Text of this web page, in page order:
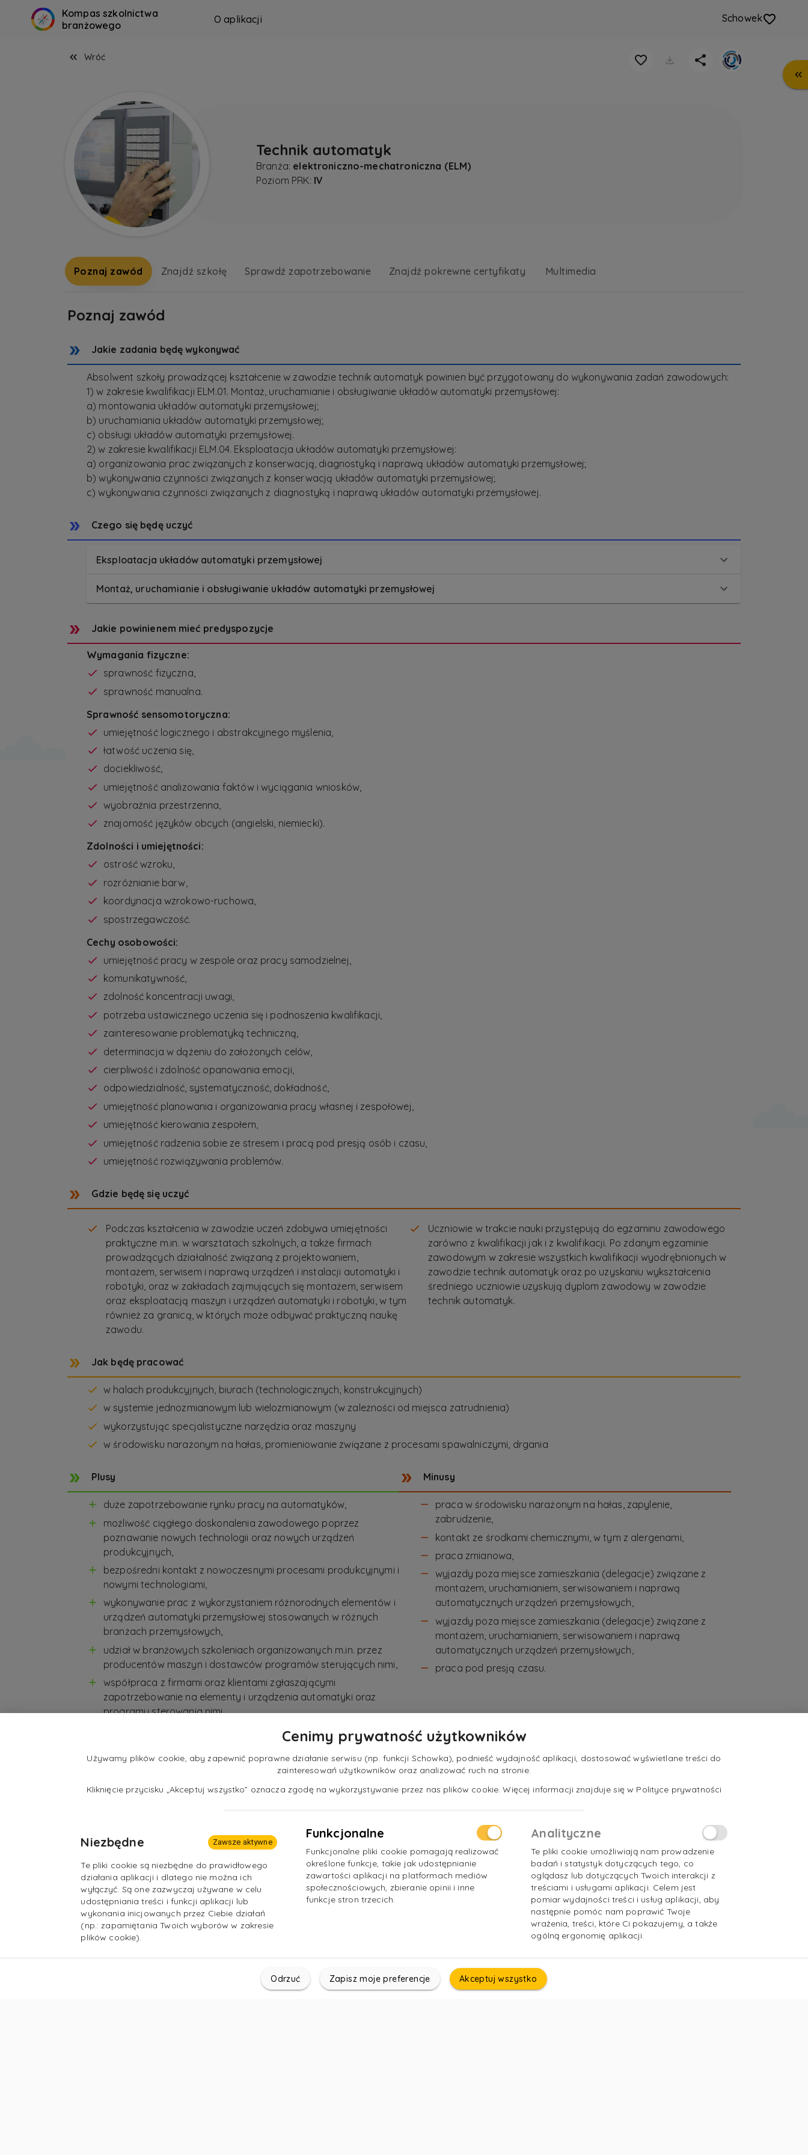
Kompas szkolnictwa
branżowego
O aplikacji Schowek
Wróć
Technik automatyk
Branża: elektroniczno-mechatroniczna (ELM)
Poziom PRK: IV
Poznaj zawód Znajdź szkołę Sprawdź zapotrzebowanie Znajdź pokrewne certyfikaty Multimedia
Poznaj zawód
Jakie zadania będę wykonywać
Absolwent szkoły prowadzącej kształcenie w zawodzie technik automatyk powinien być przygotowany do wykonywania zadań zawodowych:
1) w zakresie kwalifikacji ELM.01. Montaż, uruchamianie i obsługiwanie układów automatyki przemysłowej:
a) montowania układów automatyki przemysłowej;
b) uruchamiania układów automatyki przemysłowej;
c) obsługi układów automatyki przemysłowej.
2) w zakresie kwalifikacji ELM.04. Eksploatacja układów automatyki przemysłowej:
a) organizowania prac związanych z konserwacją, diagnostyką i naprawą układów automatyki przemysłowej;
b) wykonywania czynności związanych z konserwacją układów automatyki przemysłowej;
c) wykonywania czynności związanych z diagnostyką i naprawą układów automatyki przemysłowej.
Czego się będę uczyć
Eksploatacja układów automatyki przemysłowej
Montaż, uruchamianie i obsługiwanie układów automatyki przemysłowej
Jakie powinienem mieć predyspozycje
Wymagania fizyczne:
sprawność fizyczna,
sprawność manualna.
Sprawność sensomotoryczna:
umiejętność logicznego i abstrakcyjnego myślenia,
łatwość uczenia się,
dociekliwość,
umiejętność analizowania faktów i wyciągania wniosków,
wyobraźnia przestrzenna,
znajomość języków obcych (angielski, niemiecki).
Zdolności i umiejętności:
ostrość wzroku,
rozróżnianie barw,
koordynacja wzrokowo-ruchowa,
spostrzegawczość.
Cechy osobowości:
umiejętność pracy w zespole oraz pracy samodzielnej,
komunikatywność,
zdolność koncentracji uwagi,
potrzeba ustawicznego uczenia się i podnoszenia kwalifikacji,
zainteresowanie problematyką techniczną,
determinacja w dążeniu do założonych celów,
cierpliwość i zdolność opanowania emocji,
odpowiedzialność, systematyczność, dokładność,
umiejętność planowania i organizowania pracy własnej i zespołowej,
umiejętność kierowania zespołem,
umiejętność radzenia sobie ze stresem i pracą pod presją osób i czasu,
umiejętność rozwiązywania problemów.
Gdzie będę się uczyć
Podczas kształcenia w zawodzie uczeń zdobywa umiejętności
praktyczne m.in. w warsztatach szkolnych, a także firmach
prowadzących działalność związaną z projektowaniem,
montażem, serwisem i naprawą urządzeń i instalacji automatyki i
robotyki, oraz w zakładach zajmujących się montażem, serwisem
oraz eksploatacją maszyn i urządzeń automatyki i robotyki, w tym
również za granicą, w których może odbywać praktyczną naukę
zawodu.
Uczniowie w trakcie nauki przystępują do egzaminu zawodowego
zarówno z kwalifikacji jak i z kwalifikacji. Po zdanym egzaminie
zawodowym w zakresie wszystkich kwalifikacji wyodrębnionych w
zawodzie technik automatyk oraz po uzyskaniu wykształcenia
średniego uczniowie uzyskują dyplom zawodowy w zawodzie
technik automatyk.
Jak będę pracować
w halach produkcyjnych, biurach (technologicznych, konstrukcyjnych)
w systemie jednozmianowym lub wielozmianowym (w zależności od miejsca zatrudnienia)
wykorzystując specjalistyczne narzędzia oraz maszyny
w środowisku narażonym na hałas, promieniowanie związane z procesami spawalniczymi, drgania
Plusy
duże zapotrzebowanie rynku pracy na automatyków,
możliwość ciągłego doskonalenia zawodowego poprzez
poznawanie nowych technologii oraz nowych urządzeń
produkcyjnych,
bezpośredni kontakt z nowoczesnymi procesami produkcyjnymi i
nowymi technologiami,
wykonywanie prac z wykorzystaniem różnorodnych elementów i
urządzeń automatyki przemysłowej stosowanych w różnych
branżach przemysłowych,
udział w branżowych szkoleniach organizowanych m.in. przez
producentów maszyn i dostawców programów sterujących nimi,
współpraca z firmami oraz klientami zgłaszającymi
zapotrzebowanie na elementy i urządzenia automatyki oraz
programy sterowania nimi,
możliwość wykonywania zamówień dla klientów spoza Polski lub
możliwość założenia własnej działalności gospodarczej w
zakresie montażu, uruchamiania, serwisowania i naprawiania
urządzeń automatyki.
Minusy
praca w środowisku narażonym na hałas, zapylenie,
zabrudzenie,
kontakt ze środkami chemicznymi, w tym z alergenami,
praca zmianowa,
wyjazdy poza miejsce zamieszkania (delegacje) związane z
montażem, uruchamianiem, serwisowaniem i naprawą
automatycznych urządzeń przemysłowych,
wyjazdy poza miejsce zamieszkania (delegacje) związane z
montażem, uruchamianiem, serwisowaniem i naprawą
automatycznych urządzeń przemysłowych,
praca pod presją czasu.
Cenimy prywatność użytkowników
Używamy plików cookie, aby zapewnić poprawne działanie serwisu (np. funkcji Schowka), podnieść wydajność aplikacji, dostosować wyświetlane treści do
zainteresowań użytkowników oraz analizować ruch na stronie.
Kliknięcie przycisku „Akceptuj wszystko” oznacza zgodę na wykorzystywanie przez nas plików cookie. Więcej informacji znajduje się w Polityce prywatności
Niezbędne Zawsze aktywne
Te pliki cookie są niezbędne do prawidłowego
działania aplikacji i dlatego nie można ich
wyłączyć. Są one zazwyczaj używane w celu
udostępniania treści i funkcji aplikacji lub
wykonania inicjowanych przez Ciebie działań
(np.: zapamiętania Twoich wyborów w zakresie
plików cookie).
Funkcjonalne
Funkcjonalne pliki cookie pomagają realizować
określone funkcje, takie jak udostępnianie
zawartości aplikacji na platformach mediów
społecznościowych, zbieranie opinii i inne
funkcje stron trzecich.
Analityczne
Te pliki cookie umożliwiają nam prowadzenie
badań i statystyk dotyczących tego, co
oglądasz lub dotyczących Twoich interakcji z
treściami i usługami aplikacji. Celem jest
pomiar wydajności treści i usług aplikacji, aby
następnie pomóc nam poprawić Twoje
wrażenia, treści, które Ci pokazujemy, a także
ogólną ergonomię aplikacji.
Odrzuć Zapisz moje preferencje Akceptuj wszystko